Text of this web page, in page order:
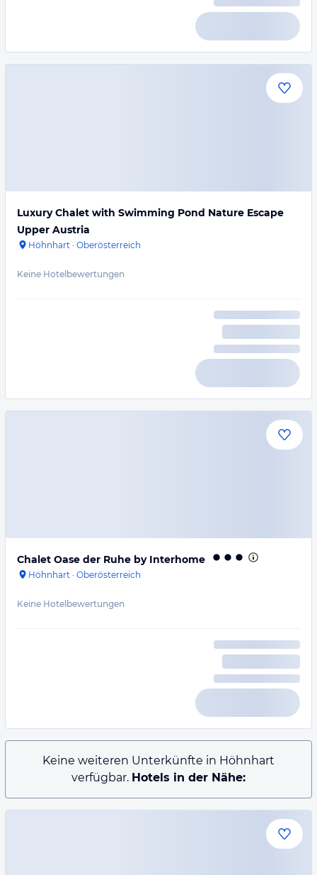
Luxury Chalet with Swimming Pond Nature Escape
Upper Austria
Höhnhart · Oberösterreich
Keine Hotelbewertungen
Chalet Oase der Ruhe by Interhome
Höhnhart · Oberösterreich
Keine Hotelbewertungen
Keine weiteren Unterkünfte in Höhnhart
verfügbar. Hotels in der Nähe: